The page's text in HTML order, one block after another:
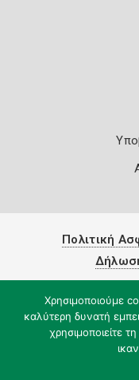
Πολιτική
Χρησιμοποιούμε
καλύτερη δυνατή
χρησιμοποιείτε